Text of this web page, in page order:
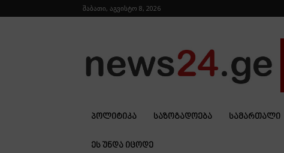
შაბათი, აგვისტო 8, 2026
ᲞᲝᲚᲘᲢᲘᲙᲐ ᲡᲐᲖᲝᲒᲐᲓᲝᲔᲑᲐ ᲡᲐᲛᲐᲠᲗᲐᲚᲘ
ᲔᲡ ᲣᲜᲓᲐ ᲘᲪᲝᲓᲔ